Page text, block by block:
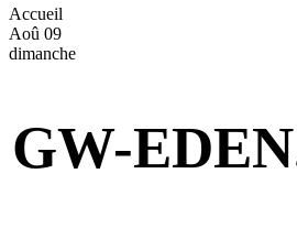
Accueil
Aoû 09
dimanche
GW-